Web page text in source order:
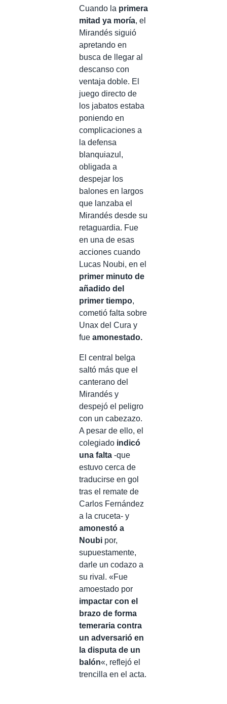
Cuando la primera
mitad ya moría, el
Mirandés siguió
apretando en
busca de llegar al
descanso con
ventaja doble. El
juego directo de
los jabatos estaba
poniendo en
complicaciones a
la defensa
blanquiazul,
obligada a
despejar los
balones en largos
que lanzaba el
Mirandés desde su
retaguardia. Fue
en una de esas
acciones cuando
Lucas Noubi, en el
primer minuto de
añadido del
primer tiempo,
cometió falta sobre
Unax del Cura y
fue amonestado.
El central belga
saltó más que el
canterano del
Mirandés y
despejó el peligro
con un cabezazo.
A pesar de ello, el
colegiado indicó
una falta -que
estuvo cerca de
traducirse en gol
tras el remate de
Carlos Fernández
a la cruceta- y
amonestó a
Noubi por,
supuestamente,
darle un codazo a
su rival. «Fue
amoestado por
impactar con el
brazo de forma
temeraria contra
un adversarió en
la disputa de un
balón«, reflejó el
trencilla en el acta.